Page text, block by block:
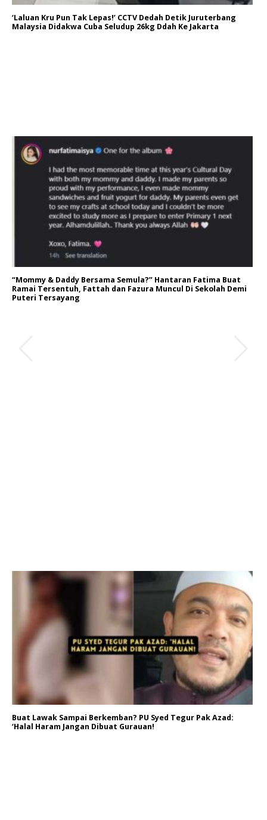
‘Laluan Kru Pun Tak Lepas!’ CCTV Dedah Detik Juruterbang
Malaysia Didakwa Cuba Seludup 26kg Ddah Ke Jakarta
“Mommy & Daddy Bersama Semula?” Hantaran Fatima Buat
Ramai Tersentuh, Fattah dan Fazura Muncul Di Sekolah Demi
Puteri Tersayang
Buat Lawak Sampai Berkemban? PU Syed Tegur Pak Azad:
‘Halal Haram Jangan Dibuat Gurauan!